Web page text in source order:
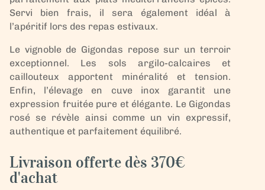
Servi bien frais, il sera également idéal à
l’apéritif lors des repas estivaux.
Le vignoble de Gigondas repose sur un terroir
exceptionnel. Les sols argilo-calcaires et
caillouteux apportent minéralité et tension.
Enfin, l’élevage en cuve inox garantit une
expression fruitée pure et élégante. Le Gigondas
rosé se révèle ainsi comme un vin expressif,
authentique et parfaitement équilibré.
Livraison offerte dès 370€
d'achat